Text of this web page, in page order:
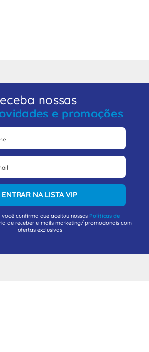
nossas
e promoções
ENTRAR NA LISTA VIP
você confirma que aceitou nossas Políticas de
de receber e-mails marketing/ promocionais com
ofertas exclusivas